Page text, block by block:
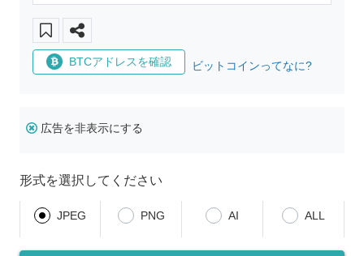
BTCアドレスを確認 ビットコインってなに?
広告を非表示にする
形式を選択してください
JPEG PNG AI ALL